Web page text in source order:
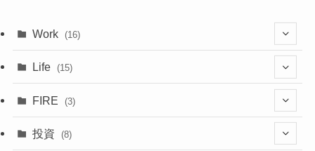
Work (16)
(4)
Life (15)
(1)
FIRE (3)
(1)
投資 (8)